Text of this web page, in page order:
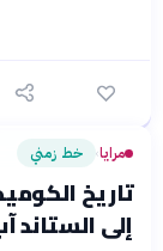
مرايا› خط زمني
تاريخ
إلى الستاند